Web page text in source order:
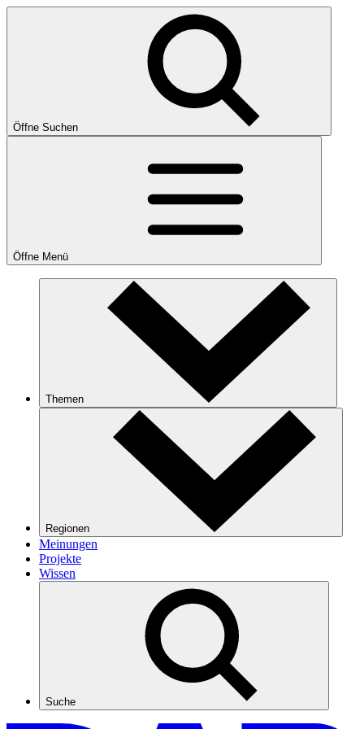
Öffne Suchen
Öffne Menü
Themen
Regionen
Meinungen
Projekte
Wissen
Suche